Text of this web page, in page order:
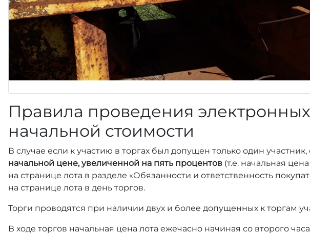
Правила проведения
начальной стоимости
В случае если к участию в торгах был допущен только один
начальной цене, увеличенной на пять процентов (т.е. начальная
на странице лота в разделе «Обязанности и ответственность
на странице лота в день торгов.
Торги проводятся при наличии двух и более допущенных к торгам
В ходе торгов начальная цена лота ежечасно начиная со второго